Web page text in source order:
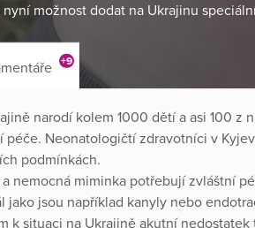
možnost dodat na Ukrajinu
+9
narodí kolem 1000 dětí a asi 100 z
Neonatologičtí zdravotníci v
podmínkách.
a nemocná miminka potřebují zvláštní
jako jsou například kanyly nebo
k situaci na Ukrajině akutní